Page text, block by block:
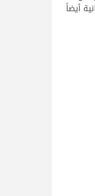
لهجن الشحانية أيضاً